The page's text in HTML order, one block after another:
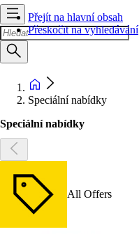
Přejít na hlavní obsah
Přeskočit na vyhledávání
Speciální nabídky
Speciální nabídky
All Offers